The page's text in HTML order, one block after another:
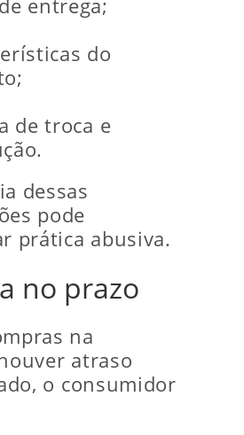
entrega;
do
de troca e
dessas
pode
prática abusiva.
no prazo
na
atraso
o consumidor